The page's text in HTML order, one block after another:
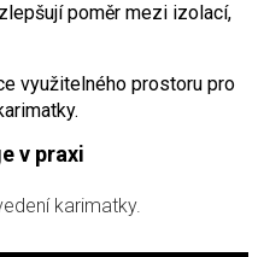
zlepšují poměr mezi izolací,
využitelného prostoru pro
v praxi
karimatky.